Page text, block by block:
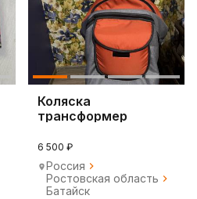
Коляска
трансформер
6 500 ₽
Россия
Ростовская область
Батайск